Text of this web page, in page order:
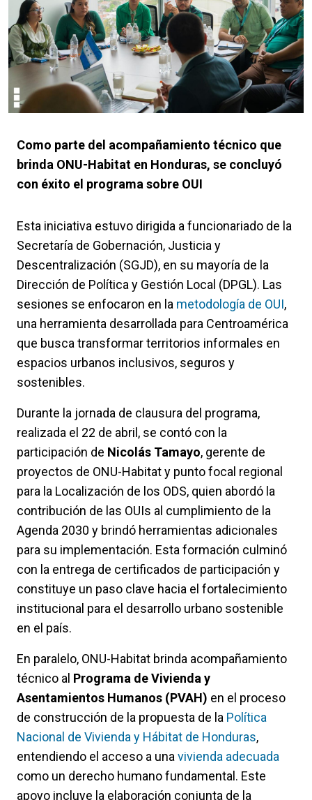
Como parte del acompañamiento técnico que
brinda ONU-Habitat en Honduras, se concluyó
con éxito el programa sobre OUI
Esta iniciativa estuvo dirigida a funcionariado de la
Secretaría de Gobernación, Justicia y
Descentralización (SGJD), en su mayoría de la
Dirección de Política y Gestión Local (DPGL). Las
sesiones se enfocaron en la metodología de OUI,
una herramienta desarrollada para Centroamérica
que busca transformar territorios informales en
espacios urbanos inclusivos, seguros y
sostenibles.
Durante la jornada de clausura del programa,
realizada el 22 de abril, se contó con la
participación de Nicolás Tamayo, gerente de
proyectos de ONU-Habitat y punto focal regional
para la Localización de los ODS, quien abordó la
contribución de las OUIs al cumplimiento de la
Agenda 2030 y brindó herramientas adicionales
para su implementación. Esta formación culminó
con la entrega de certificados de participación y
constituye un paso clave hacia el fortalecimiento
institucional para el desarrollo urbano sostenible
en el país.
En paralelo, ONU-Habitat brinda acompañamiento
técnico al Programa de Vivienda y
Asentamientos Humanos (PVAH) en el proceso
de construcción de la propuesta de la Política
Nacional de Vivienda y Hábitat de Honduras,
entendiendo el acceso a una vivienda adecuada
como un derecho humano fundamental. Este
apoyo incluye la elaboración conjunta de la